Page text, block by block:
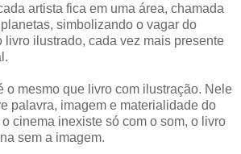
artista fica em uma área, chamada
simbolizando o vagar do
livro ilustrado, cada vez mais presente
o mesmo que livro com ilustração. Nele
palavra, imagem e materialidade do
cinema inexiste só com o som, o livro
sem a imagem.